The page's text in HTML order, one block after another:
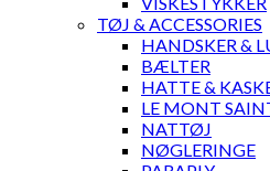
TØJ & ACCESSORIES
HANDSKER &
BÆLTER
HATTE &
LE MONT
NATTØJ
NØGLERINGE